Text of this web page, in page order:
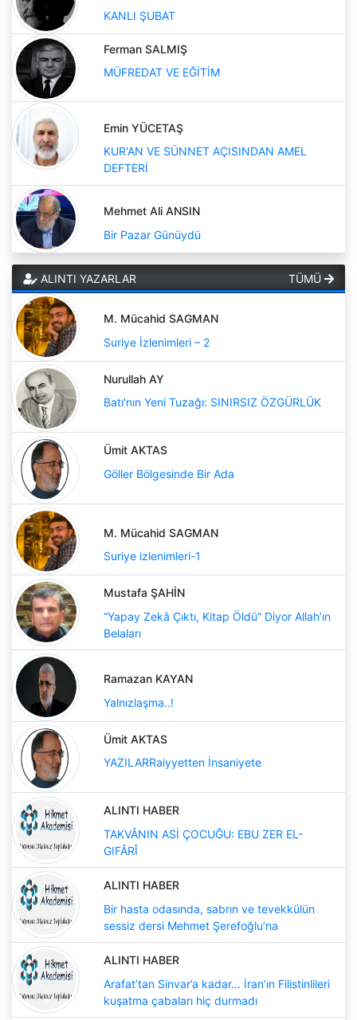
KANLI ŞUBAT
Ferman SALMIŞ
MÜFREDAT VE EĞİTİM
Emin YÜCETAŞ
KUR'AN VE SÜNNET AÇISINDAN AMEL
DEFTERİ
Mehmet Ali ANSIN
Bir Pazar Günüydü
ALINTI YAZARLAR TÜMÜ
M. Mücahid SAGMAN
Suriye İzlenimleri – 2
Nurullah AY
Batı'nın Yeni Tuzağı: SINIRSIZ ÖZGÜRLÜK
Ümit AKTAS
Göller Bölgesinde Bir Ada
M. Mücahid SAGMAN
Suriye izlenimleri-1
Mustafa ŞAHİN
“Yapay Zekâ Çıktı, Kitap Öldü” Diyor Allah’ın
Belaları
Ramazan KAYAN
Yalnızlaşma..!
Ümit AKTAS
YAZILARRaiyyetten İnsaniyete
ALINTI HABER
TAKVÂNIN ASİ ÇOCUĞU: EBU ZER EL-
GIFÂRÎ
ALINTI HABER
Bir hasta odasında, sabrın ve tevekkülün
sessiz dersi Mehmet Şerefoğlu’na
ALINTI HABER
Arafat’tan Sinvar’a kadar... İran’ın Filistinlileri
kuşatma çabaları hiç durmadı